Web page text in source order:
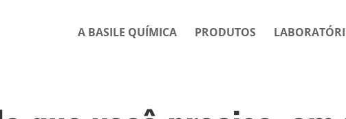
A BASILE QUÍMICA PRODUTOS